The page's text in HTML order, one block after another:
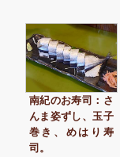
南紀のお寿司：さ
んま姿ずし、玉子
巻き、めはり寿
司。